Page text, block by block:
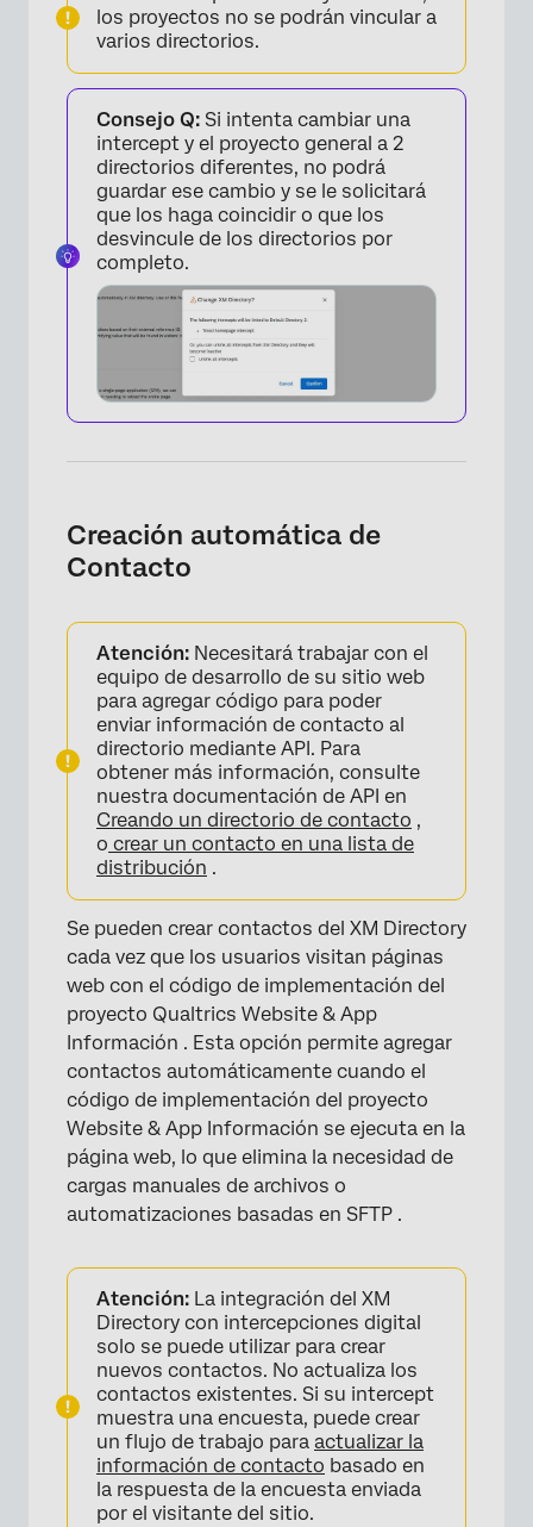
los proyectos no se podrán vincular a
varios directorios.
Consejo Q: Si intenta cambiar una
intercept y el proyecto general a 2
directorios diferentes, no podrá
guardar ese cambio y se le solicitará
que los haga coincidir o que los
desvincule de los directorios por
completo.
Creación automática de
Contacto
Atención: Necesitará trabajar con el
equipo de desarrollo de su sitio web
para agregar código para poder
enviar información de contacto al
directorio mediante API. Para
obtener más información, consulte
nuestra documentación de API en
Creando un directorio de contacto ,
o crear un contacto en una lista de
distribución .
Se pueden crear contactos del XM Directory
cada vez que los usuarios visitan páginas
web con el código de implementación del
proyecto Qualtrics Website & App
Información . Esta opción permite agregar
contactos automáticamente cuando el
código de implementación del proyecto
Website & App Información se ejecuta en la
página web, lo que elimina la necesidad de
cargas manuales de archivos o
automatizaciones basadas en SFTP .
Atención: La integración del XM
Directory con intercepciones digital
solo se puede utilizar para crear
nuevos contactos. No actualiza los
contactos existentes. Si su intercept
muestra una encuesta, puede crear
un flujo de trabajo para actualizar la
información de contacto basado en
la respuesta de la encuesta enviada
por el visitante del sitio.